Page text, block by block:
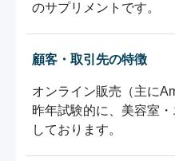
のサプリメントです。
顧客・取引先の特徴
オンライン販売（主に
昨年試験的に、美容室
しております。